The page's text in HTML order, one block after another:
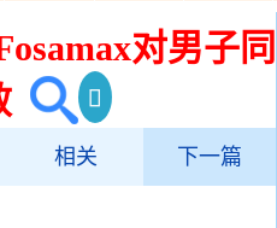
对男子同
相关 下一篇